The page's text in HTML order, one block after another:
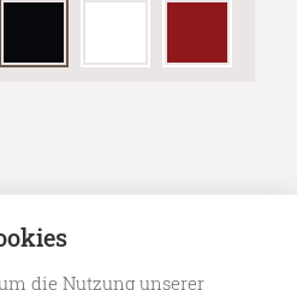
die Nutzung unserer